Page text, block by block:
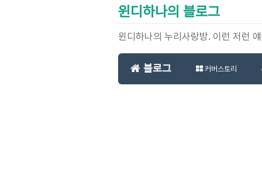
윈디하나의 블로그
윈디하나의 누리사랑방. 이런 저런 얘
블로그 커버스토리